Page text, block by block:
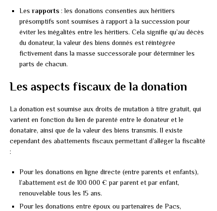
Les rapports : les donations consenties aux héritiers
présomptifs sont soumises à rapport à la succession pour
éviter les inégalités entre les héritiers. Cela signifie qu’au décès
du donateur, la valeur des biens donnés est réintégrée
fictivement dans la masse successorale pour déterminer les
parts de chacun.
Les aspects fiscaux de la donation
La donation est soumise aux droits de mutation à titre gratuit, qui
varient en fonction du lien de parenté entre le donateur et le
donataire, ainsi que de la valeur des biens transmis. Il existe
cependant des abattements fiscaux permettant d’alléger la fiscalité
:
Pour les donations en ligne directe (entre parents et enfants),
l’abattement est de 100 000 € par parent et par enfant,
renouvelable tous les 15 ans.
Pour les donations entre époux ou partenaires de Pacs,